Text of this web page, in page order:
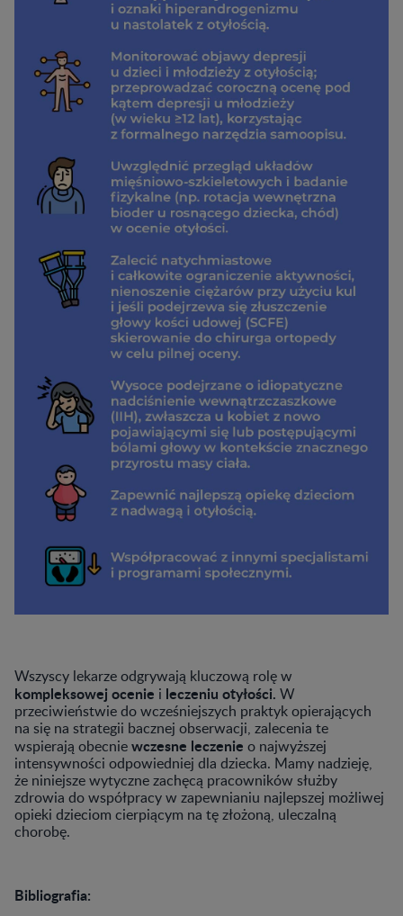
Wszyscy lekarze odgrywają kluczową rolę w
kompleksowej ocenie i leczeniu otyłości. W
przeciwieństwie do wcześniejszych praktyk opierających
na się na strategii bacznej obserwacji, zalecenia te
wspierają obecniewczesne leczenie o najwyższej
intensywności odpowiedniej dla dziecka. Mamy nadzieję,
że niniejsze wytyczne zachęcą pracowników służby
zdrowia do współpracy w zapewnianiu najlepszej możliwej
opieki dzieciom cierpiącym na tę złożoną, uleczalną
chorobę.
Bibliografia: